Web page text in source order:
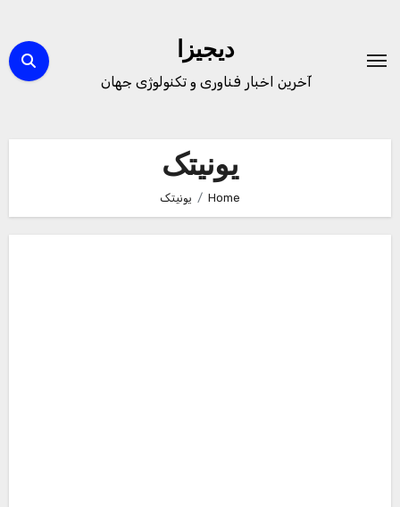
content
دیجیزا
آخرین اخبار فناوری و تکنولوژی جهان
یونیتک
Home یونیتک